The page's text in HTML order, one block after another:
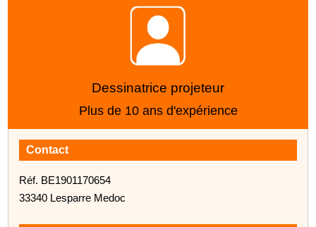
Dessinatrice projeteur
Plus de 10 ans d'expérience
Contact
Réf. BE1901170654
33340 Lesparre Medoc